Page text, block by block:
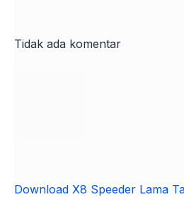
Tidak ada komentar
Download X8 Speeder Lama